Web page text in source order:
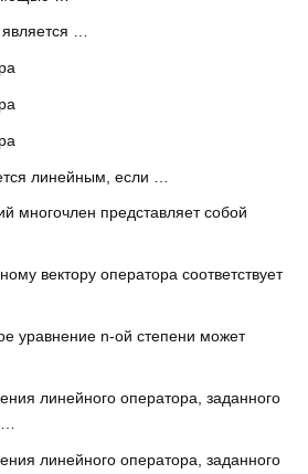
…
линейным, если …
многочлен представляет собой
вектору оператора соответствует
уравнение n-ой степени может
линейного оператора, заданного
линейного оператора, заданного